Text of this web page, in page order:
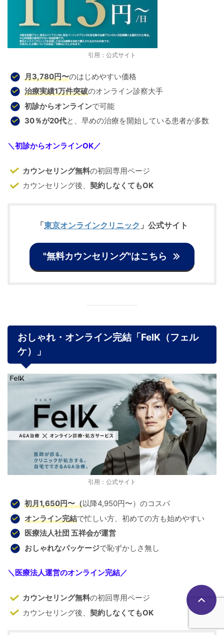
引用：公式サイト
月3,780円〜のはじめやすい価格
治療実績1万件突破のオンライン診察大手
初診からオンラインで可能
30％が20代と、早めの治療を開始している患者が多数
＼初診からオンラインOK／
カウンセリング無料の初回専用ページ
カウンセリング後、 契約しなくてもOK
「東京オンラインクリニック 」公式サイト
"無料カウンセリング"はこちら
おしゃれ・オンライン完結「FelK（フェル
ケ）」
引用：公式サイト
初月1,650円〜（以降4,950円〜）のコスパ
オンライン完結で忙しい方、初めての方も始めやすい
医療法人社団 五祥会が運営
おしゃれなパッケージで恥ずかしさ無し
＼ 医療法人運営のオンライン完結／
カウンセリング無料の初回専用ページ
カウンセリング後、 契約しなくてもOK